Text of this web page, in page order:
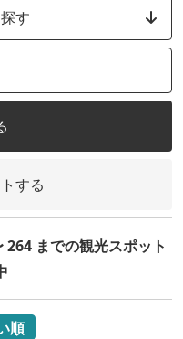
す
する
までの観光スポット
順